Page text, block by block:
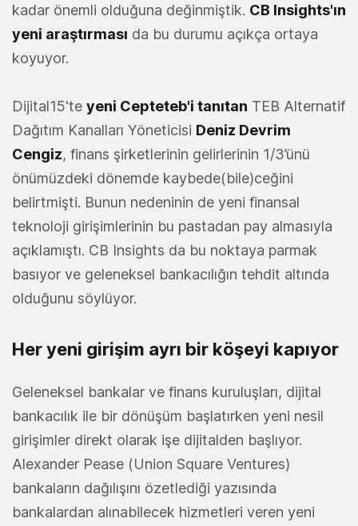
kadar önemli olduğuna değinmiştik. CB Insights'ın
yeni araştırması da bu durumu açıkça ortaya
koyuyor.
Dijital15'te yeni Cepteteb'i tanıtan TEB Alternatif
Dağıtım Kanalları Yöneticisi Deniz Devrim
Cengiz, finans şirketlerinin gelirlerinin 1/3’ünü
önümüzdeki dönemde kaybede(bile)ceğini
belirtmişti. Bunun nedeninin de yeni finansal
teknoloji girişimlerinin bu pastadan pay almasıyla
açıklamıştı. CB Insights da bu noktaya parmak
basıyor ve geleneksel bankacılığın tehdit altında
olduğunu söylüyor.
Her yeni girişim ayrı bir köşeyi kapıyor
Geleneksel bankalar ve finans kuruluşları, dijital
bankacılık ile bir dönüşüm başlatırken yeni nesil
girişimler direkt olarak işe dijitalden başlıyor.
Alexander Pease (Union Square Ventures)
bankaların dağılışını özetlediği yazısında
bankalardan alınabilecek hizmetleri veren yeni